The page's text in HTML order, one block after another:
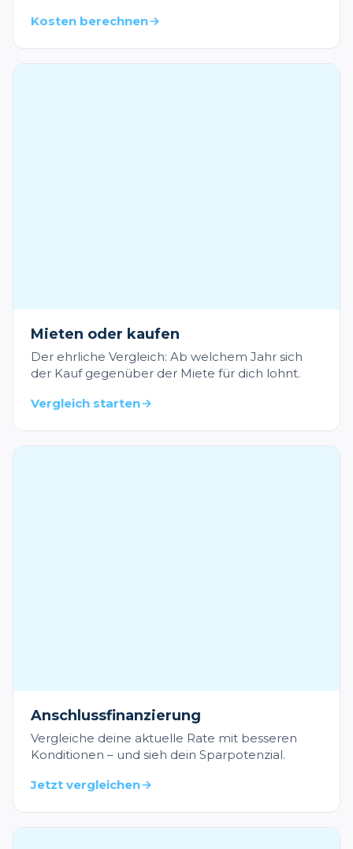
Kosten berechnen
Mieten oder kaufen
Der ehrliche Vergleich: Ab welchem Jahr sich
der Kauf gegenüber der Miete für dich lohnt.
Vergleich starten
Anschlussfinanzierung
Vergleiche deine aktuelle Rate mit besseren
Konditionen – und sieh dein Sparpotenzial.
Jetzt vergleichen